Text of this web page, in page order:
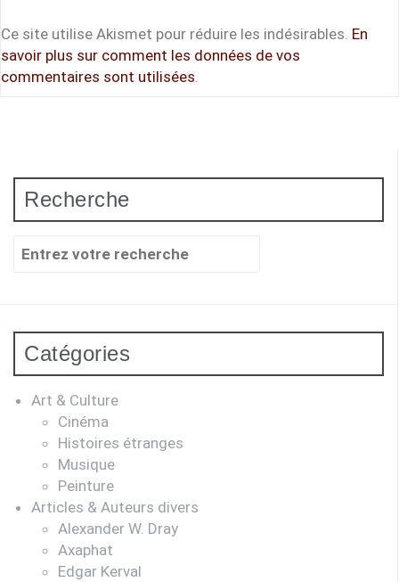
Ce site utilise Akismet pour réduire les indésirables. En
savoir plus sur comment les données de vos
commentaires sont utilisées
Recherche
Recherche
Catégories
Art & Culture
Cinéma
Histoires étranges
Musique
Peinture
Articles & Auteurs divers
Alexander W. Dray
Axaphat
Edgar Kerval